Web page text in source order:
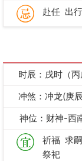
赴任 出行
时辰：戌时（丙
冲煞：冲龙(庚
神位：财神-西
祈福 求嗣
祭祀